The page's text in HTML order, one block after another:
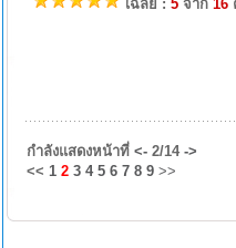
เฉลี่ย : 5 จาก 16
กำลังแสดงหน้าที่ <- 2/14 ->
<< 1 2 3 4 5 6 7 8 9 >>